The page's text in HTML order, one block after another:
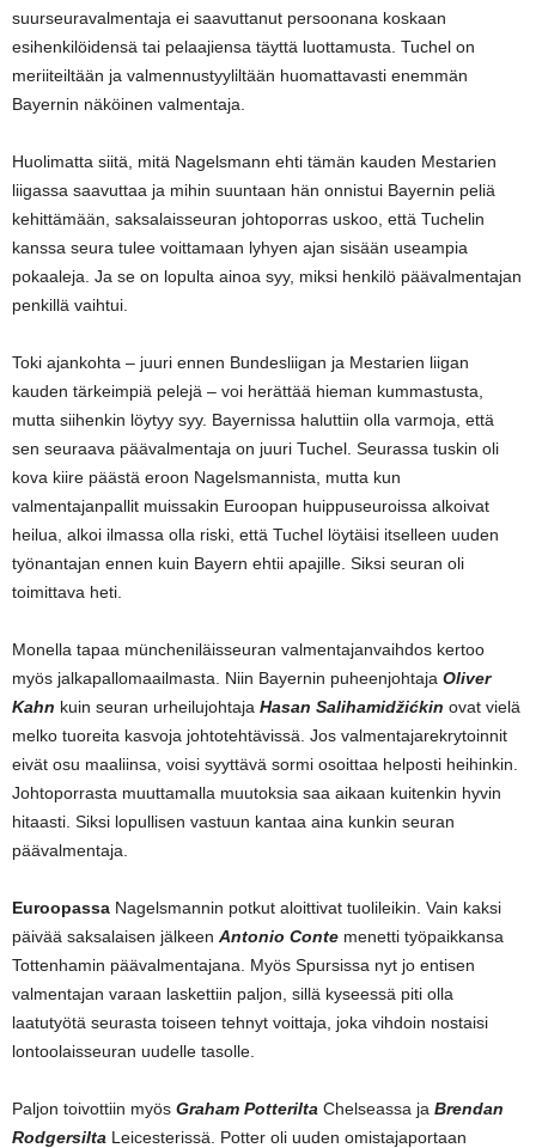
suurseuravalmentaja ei saavuttanut persoonana koskaan
esihenkilöidensä tai pelaajiensa täyttä luottamusta. Tuchel on
meriiteiltään ja valmennustyyliltään huomattavasti enemmän
Bayernin näköinen valmentaja.
Huolimatta siitä, mitä Nagelsmann ehti tämän kauden Mestarien
liigassa saavuttaa ja mihin suuntaan hän onnistui Bayernin peliä
kehittämään, saksalaisseuran johtoporras uskoo, että Tuchelin
kanssa seura tulee voittamaan lyhyen ajan sisään useampia
pokaaleja. Ja se on lopulta ainoa syy, miksi henkilö päävalmentajan
penkillä vaihtui.
Toki ajankohta – juuri ennen Bundesliigan ja Mestarien liigan
kauden tärkeimpiä pelejä – voi herättää hieman kummastusta,
mutta siihenkin löytyy syy. Bayernissa haluttiin olla varmoja, että
sen seuraava päävalmentaja on juuri Tuchel. Seurassa tuskin oli
kova kiire päästä eroon Nagelsmannista, mutta kun
valmentajanpallit muissakin Euroopan huippuseuroissa alkoivat
heilua, alkoi ilmassa olla riski, että Tuchel löytäisi itselleen uuden
työnantajan ennen kuin Bayern ehtii apajille. Siksi seuran oli
toimittava heti.
Monella tapaa müncheniläisseuran valmentajanvaihdos kertoo
myös jalkapallomaailmasta. Niin Bayernin puheenjohtaja Oliver
Kahn kuin seuran urheilujohtaja Hasan Salihamidžićkin ovat vielä
melko tuoreita kasvoja johtotehtävissä. Jos valmentajarekrytoinnit
eivät osu maaliinsa, voisi syyttävä sormi osoittaa helposti heihinkin.
Johtoporrasta muuttamalla muutoksia saa aikaan kuitenkin hyvin
hitaasti. Siksi lopullisen vastuun kantaa aina kunkin seuran
päävalmentaja.
Euroopassa Nagelsmannin potkut aloittivat tuolileikin. Vain kaksi
päivää saksalaisen jälkeen Antonio Conte menetti työpaikkansa
Tottenhamin päävalmentajana. Myös Spursissa nyt jo entisen
valmentajan varaan laskettiin paljon, sillä kyseessä piti olla
laatutyötä seurasta toiseen tehnyt voittaja, joka vihdoin nostaisi
lontoolaisseuran uudelle tasolle.
Paljon toivottiin myös Graham Potterilta Chelseassa ja Brendan
Rodgersilta Leicesterissä. Potter oli uuden omistajaportaan